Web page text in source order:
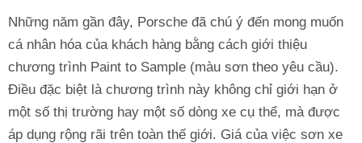
Những năm gần đây, Porsche đã chú ý đến mong muốn
cá nhân hóa của khách hàng bằng cách giới thiệu
chương trình Paint to Sample (màu sơn theo yêu cầu).
Điều đặc biệt là chương trình này không chỉ giới hạn ở
một số thị trường hay một số dòng xe cụ thể, mà được
áp dụng rộng rãi trên toàn thế giới. Giá của việc sơn xe